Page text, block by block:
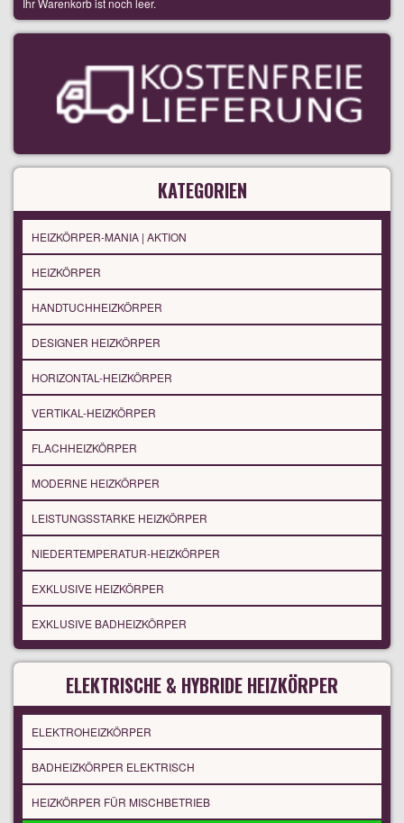
Ihr Warenkorb ist noch leer.
KATEGORIEN
HEIZKÖRPER-MANIA | AKTION
HEIZKÖRPER
HANDTUCHHEIZKÖRPER
DESIGNER HEIZKÖRPER
HORIZONTAL-HEIZKÖRPER
VERTIKAL-HEIZKÖRPER
FLACHHEIZKÖRPER
MODERNE HEIZKÖRPER
LEISTUNGSSTARKE HEIZKÖRPER
NIEDERTEMPERATUR-HEIZKÖRPER
EXKLUSIVE HEIZKÖRPER
EXKLUSIVE BADHEIZKÖRPER
ELEKTRISCHE & HYBRIDE HEIZKÖRPER
ELEKTROHEIZKÖRPER
BADHEIZKÖRPER ELEKTRISCH
HEIZKÖRPER FÜR MISCHBETRIEB